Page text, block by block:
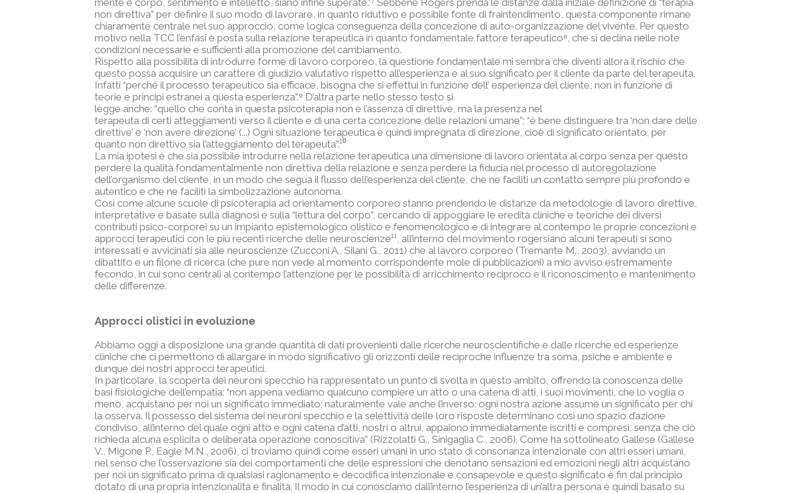
mente e corpo, sentimento e intelletto, siano infine superate.”⁷ Sebbene Rogers prenda le distanze dalla iniziale definizione di “terapia
non direttiva” per definire il suo modo di lavorare, in quanto riduttivo e possibile fonte di fraintendimento, questa componente rimane
chiaramente centrale nel suo approccio, come logica conseguenza della concezione di auto-organizzazione del vivente. Per questo
motivo nella TCC l’enfasi è posta sulla relazione terapeutica in quanto fondamentale fattore terapeutico⁸, che si declina nelle note
condizioni necessarie e sufficienti alla promozione del cambiamento.
Rispetto alla possibilità di introdurre forme di lavoro corporeo, la questione fondamentale mi sembra che diventi allora il rischio che
questo possa acquisire un carattere di giudizio valutativo rispetto all’esperienza e al suo significato per il cliente da parte del terapeuta.
Infatti “perché il processo terapeutico sia efficace, bisogna che si effettui in funzione dell’ esperienza del cliente, non in funzione di
teorie e principi estranei a questa esperienza”.⁹ D’altra parte nello stesso testo si
legge anche: “quello che conta in questa psicoterapia non è l’assenza di direttive, ma la presenza nel
terapeuta di certi atteggiamenti verso il cliente e di una certa concezione delle relazioni umane”; “è bene distinguere tra ‘non dare delle
direttive’ e ‘non avere direzione’ (...) Ogni situazione terapeutica è quindi impregnata di direzione, cioè di significato orientato, per
quanto non direttivo sia l’atteggiamento del terapeuta”.¹⁰
La mia ipotesi è che sia possibile introdurre nella relazione terapeutica una dimensione di lavoro orientata al corpo senza per questo
perdere la qualità fondamentalmente non direttiva della relazione e senza perdere la fiducia nel processo di autoregolazione
dell’organismo del cliente, in un modo che segua il flusso dell’esperienza del cliente, che ne faciliti un contatto sempre più profondo e
autentico e che ne faciliti la simbolizzazione autonoma.
Così come alcune scuole di psicoterapia ad orientamento corporeo stanno prendendo le distanze da metodologie di lavoro direttive,
interpretative e basate sulla diagnosi e sulla “lettura del corpo”, cercando di appoggiare le eredità cliniche e teoriche dei diversi
contributi psico-corporei su un impianto epistemologico olistico e fenomenologico e di integrare al contempo le proprie concezioni e
approcci terapeutici con le più recenti ricerche delle neuroscienze¹¹, all’interno del movimento rogersiano alcuni terapeuti si sono
interessati e avvicinati sia alle neuroscienze (Zucconi A., Silani G., 2011) che al lavoro corporeo (Tremante M., 2003), avviando un
dibattito e un filone di ricerca (che pure non vede al momento corrispondente mole di pubblicazioni) a mio avviso estremamente
fecondo, in cui sono centrali al contempo l’attenzione per le possibilità di arricchimento reciproco e il riconoscimento e mantenimento
delle differenze.
Approcci olistici in evoluzione
Abbiamo oggi a disposizione una grande quantità di dati provenienti dalle ricerche neuroscientifiche e dalle ricerche ed esperienze
cliniche che ci permettono di allargare in modo significativo gli orizzonti delle reciproche influenze tra soma, psiche e ambiente e
dunque dei nostri approcci terapeutici.
In particolare, la scoperta dei neuroni specchio ha rappresentato un punto di svolta in questo ambito, offrendo la conoscenza delle
basi fisiologiche dell’empatia: “non appena vediamo qualcuno compiere un atto o una catena di atti, i suoi movimenti, che lo voglia o
meno, acquistano per noi un significato immediato; naturalmente vale anche l’inverso: ogni nostra azione assume un significato per chi
la osserva. Il possesso del sistema dei neuroni specchio e la selettività delle loro risposte determinano così uno spazio d’azione
condiviso, all’interno del quale ogni atto e ogni catena d’atti, nostri o altrui, appaiono immediatamente iscritti e compresi, senza che ciò
richieda alcuna esplicita o deliberata operazione conoscitiva” (Rizzolatti G., Sinigaglia C., 2006). Come ha sottolineato Gallese (Gallese
V., Migone P., Eagle M.N., 2006), ci troviamo quindi come esseri umani in uno stato di consonanza intenzionale con altri esseri umani,
nel senso che l’osservazione sia dei comportamenti che delle espressioni che denotano sensazioni ed emozioni negli altri acquistano
per noi un significato prima di qualsiasi ragionamento e decodifica intenzionale e consapevole e questo significato è fin dal principio
dotato di una propria intenzionalità e finalità. Il modo in cui conosciamo dall’interno l’esperienza di un’altra persona è quindi basato su